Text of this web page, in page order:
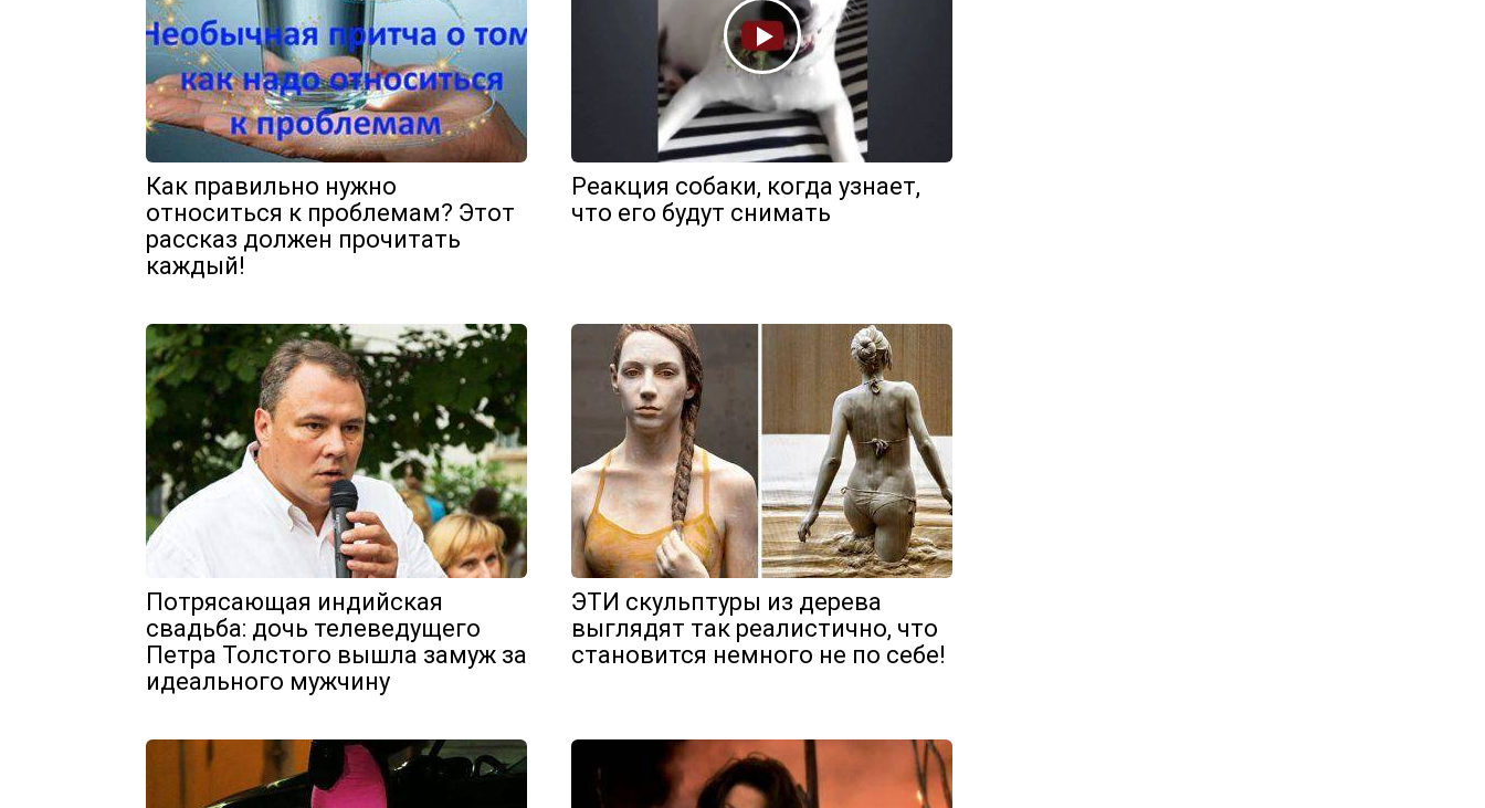
Как правильно нужно
относиться к проблемам? Этот
рассказ должен прочитать
каждый!
Реакция собаки, когда узнает,
что его будут снимать
Потрясающая индийская
свадьба: дочь телеведущего
Петра Толстого вышла замуж за
идеального мужчину
ЭТИ скульптуры из дерева
выглядят так реалистично, что
становится немного не по себе!